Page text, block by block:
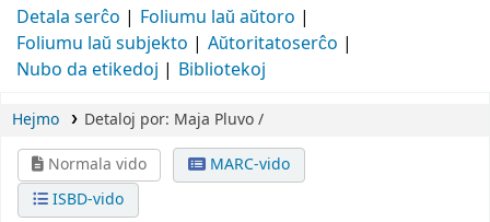
Detala serĉo
Foliumu laŭ aŭtoro
Foliumu laŭ subjekto
Aŭtoritatoserĉo
Nubo da etikedoj
Bibliotekoj
Hejmo Detaloj por: Maja Pluvo /
Normala vido
MARC-vido
ISBD-vido